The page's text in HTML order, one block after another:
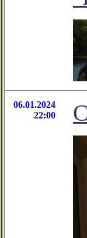
06.01.2024
22:00